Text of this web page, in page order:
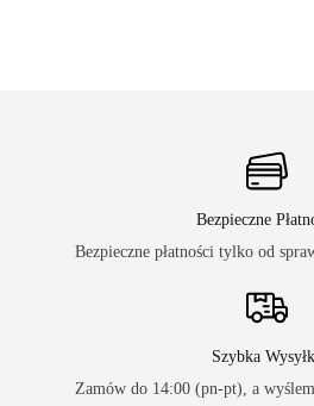
Bezpieczne
Bezpieczne płatności tylko od
Szybka
Zamów do 14:00 (pn-pt), a